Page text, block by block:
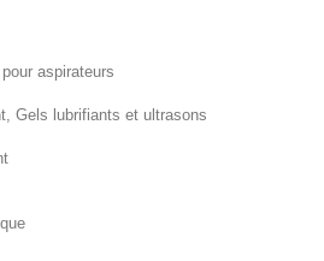
aspirateurs
Gels lubrifiants et ultrasons